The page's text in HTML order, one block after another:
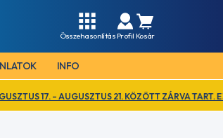
Összehasonlítás Profil Kosár
INFO
21. KÖZÖTT ZÁRVA TART. EZ IDŐ ALATT